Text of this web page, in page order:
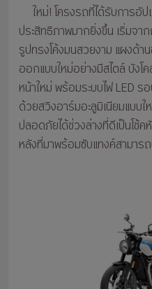
ใหม่! โครงรถที่ได้รับการอัป
ประสิทธิภาพมากยิ่งขึ้น เริ่มจา
รูปทรงโค้งมนสวยงาม แผงด้า
ออกแบบใหม่อย่างมีสไตล์ บังโ
หน้าใหม่ พร้อมระบบไฟ LED ร
ด้วยสวิงอาร์มอะลูมิเนียมแบบ
ปลอดภัยได้ช่วงล่างที่ดีเป็นโช้ค
หลังที่มาพร้อมซับแทงค์สามาร